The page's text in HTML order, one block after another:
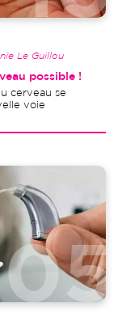
Le Guillou
possible !
cerveau se
voie